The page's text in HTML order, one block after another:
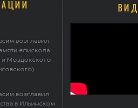
возглавил
епископа
и Моздокского
возглавил
в Ильинском